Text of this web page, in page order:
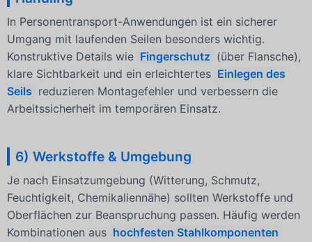
In Personentransport-Anwendungen ist ein sicherer
Umgang mit laufenden Seilen besonders wichtig.
Konstruktive Details wie Fingerschutz (über Flansche),
klare Sichtbarkeit und ein erleichtertes Einlegen des
Seils reduzieren Montagefehler und verbessern die
Arbeitssicherheit im temporären Einsatz.
6) Werkstoffe & Umgebung
Je nach Einsatzumgebung (Witterung, Schmutz,
Feuchtigkeit, Chemikaliennähe) sollten Werkstoffe und
Oberflächen zur Beanspruchung passen. Häufig werden
Kombinationen aus hochfesten Stahlkomponenten